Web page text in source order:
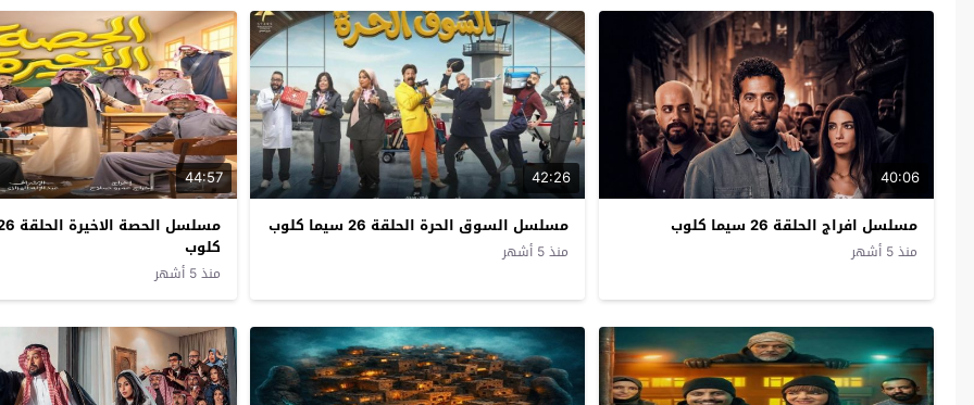
40:06
مسلسل افراج الحلقة 26 سيما كلوب
منذ 5 أشهر
42:26
مسلسل السوق الحرة الحلقة 26 سيما كلوب
منذ 5 أشهر
44:57
كلوب
منذ 5 أشهر